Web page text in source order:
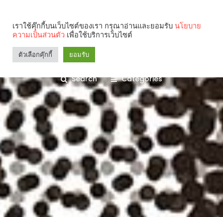
Search Categories
คุณกำลังอ่าน:
เราใช้คุ๊กกี้บนเว็บไซต์ของเรา กรุณาอ่านและยอมรับ นโยบาย
ความเป็นส่วนตัว เพื่อใช้บริการเว็บไซต์
ตัวเลือกคุ๊กกี้ ยอมรับ